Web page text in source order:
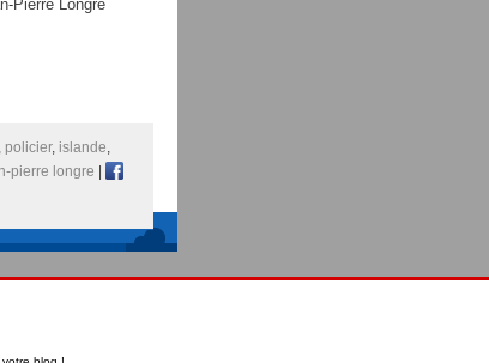
Pierre Longre
, policier, islande,
pierre longre